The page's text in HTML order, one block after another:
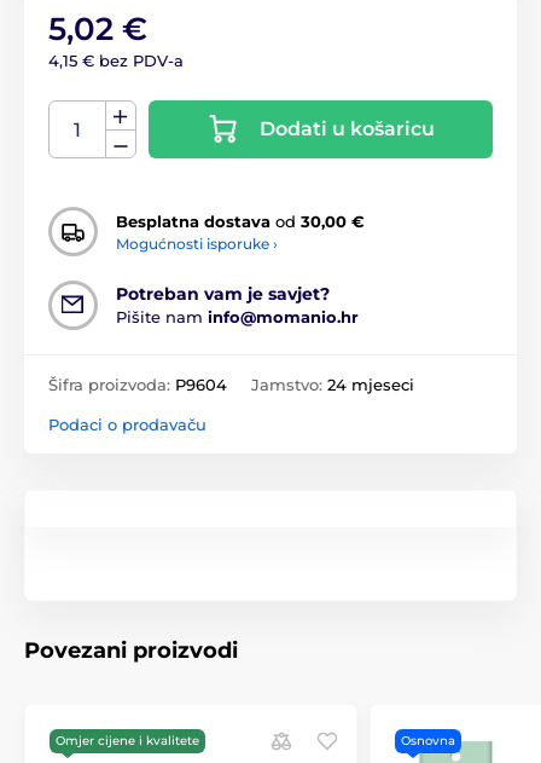
5,02 €
4,15 € bez PDV-a
Dodati u košaricu
Besplatna dostava od 30,00 €
Mogućnosti isporuke ›
Potreban vam je savjet?
Pišite nam info@momanio.hr
Šifra proizvoda: P9604 Jamstvo: 24 mjeseci
Podaci o prodavaču
Povezani proizvodi
Omjer cijene i kvalitete Osnovna